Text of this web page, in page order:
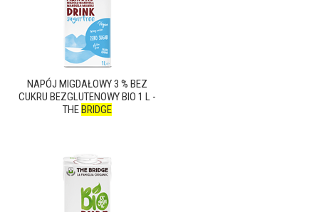
NAPÓJ MIGDAŁOWY 3 % BEZ
CUKRU BEZGLUTENOWY BIO 1 L -
THEBRIDGE